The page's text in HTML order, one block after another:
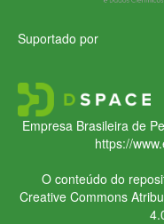
Suportado por
Empresa Brasileira de
https://
O conteúdo do
Creative Commons